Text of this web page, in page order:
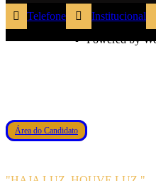
Powered by
Área do Candidato
Telefone Institucional